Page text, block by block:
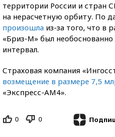
территории России и стран
на нерасчетную орбиту. По
произошла из-за того, что в
«Бриз-М» был
интервал.
Страховая компания
возмещение в размере 7,5
«Экспресс-АМ4».
0 0